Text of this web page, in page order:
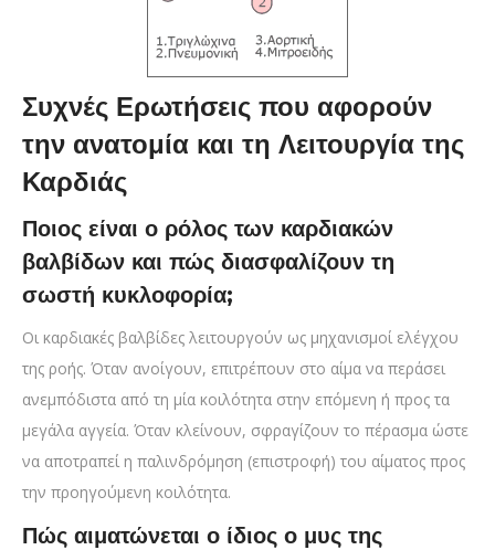
Συχνές Ερωτήσεις που αφορούν
την ανατομία και τη Λειτουργία της
Καρδιάς
Ποιος είναι ο ρόλος των καρδιακών
βαλβίδων και πώς διασφαλίζουν τη
σωστή κυκλοφορία;
Οι καρδιακές βαλβίδες λειτουργούν ως μηχανισμοί ελέγχου
της ροής. Όταν ανοίγουν, επιτρέπουν στο αίμα να περάσει
ανεμπόδιστα από τη μία κοιλότητα στην επόμενη ή προς τα
μεγάλα αγγεία. Όταν κλείνουν, σφραγίζουν το πέρασμα ώστε
να αποτραπεί η παλινδρόμηση (επιστροφή) του αίματος προς
την προηγούμενη κοιλότητα.
Πώς αιματώνεται ο ίδιος ο μυς της